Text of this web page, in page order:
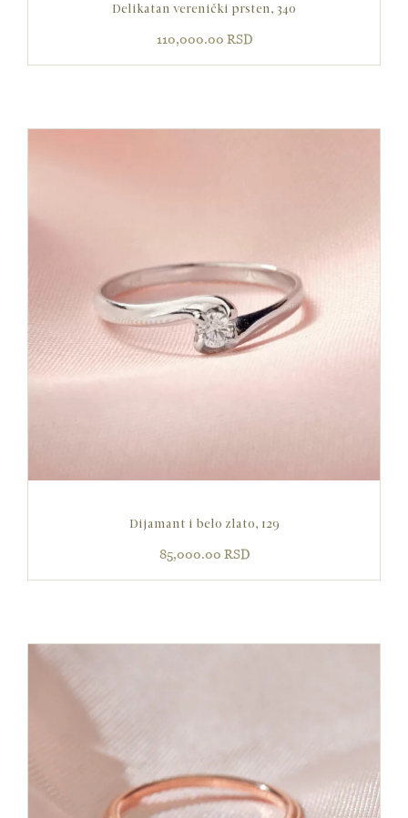
Delikatan verenički prsten, 340
110,000.00 RSD
Dijamant i belo zlato, 129
85,000.00 RSD